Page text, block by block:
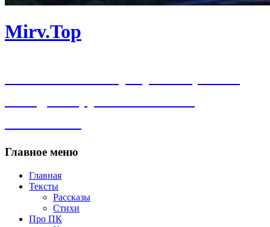
Mirv.Top
Главное меню
Главная
Тексты
Рассказы
Стихи
Про ПК